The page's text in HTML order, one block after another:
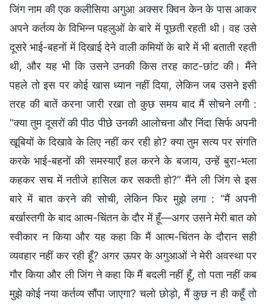
जिंग नाम की एक कलीसिया अगुआ अक्सर क्विन केन के पास आकर
अपने कर्तव्य के विभिन्न पहलुओं के बारे में पूछती रहती थी। वह उसे
दूसरे भाई-बहनों में दिखाई देने वाली कमियों के बारे में भी बताती रहती
थी, और यह भी कि उसने उनकी किस तरह काट-छांट की। मैंने
पहले तो इस पर कोई खास ध्यान नहीं दिया, लेकिन जब उसने इसी
तरह की बातें करना जारी रखा तो कुछ समय बाद मैं सोचने लगी :
“क्या तुम दूसरों की पीठ पीछे उनकी आलोचना और निंदा सिर्फ अपनी
खूबियों के दिखावे के लिए नहीं कर रही हो? क्या तुम सत्य पर संगति
करके भाई-बहनों की समस्याएँ हल करने के बजाय, उन्हें बुरा-भला
कहकर सच में नतीजे हासिल कर सकती हो?” मैंने ली जिंग से इस
बारे में बात करने की सोची, लेकिन फिर मुझे लगा : “मैं अपनी
बर्खास्तगी के बाद आत्म-चिंतन के दौर में हूँ—अगर उसने मेरी बात को
स्वीकार न किया और यह कहा कि मैं आत्म-चिंतन के दौरान सही
व्यवहार नहीं कर रही हूँ? अगर ऊपर के अगुआओं ने मेरी अवस्था पर
गौर किया और ली जिंग ने कहा कि मैं बदली नहीं हूँ, तो पता नहीं कब
मुझे कोई नया कर्तव्य सौंपा जाएगा? चलो छोड़ो, मैं कुछ न ही कहूँ तो